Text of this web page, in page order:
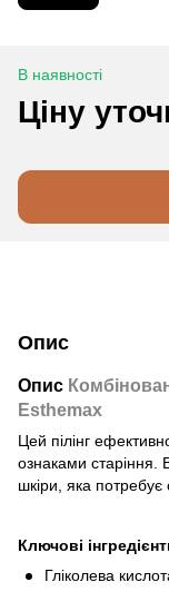
В наявності
Ціну
Опис
Опис
Esthemax
Цей пілінг
ознаками старіння.
шкіри, яка
Ключові
Гліколева